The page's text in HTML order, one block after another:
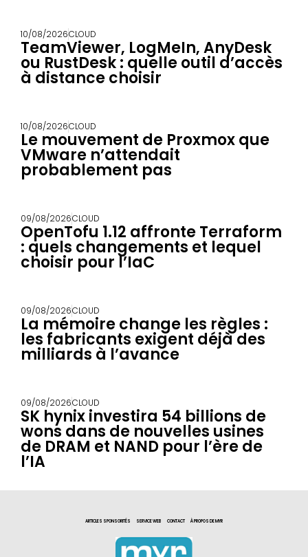
10/08/2026CLOUD
TeamViewer, LogMeIn, AnyDesk
ou RustDesk : quelle outil d’accès
à distance choisir
10/08/2026CLOUD
Le mouvement de Proxmox que
VMware n’attendait
probablement pas
09/08/2026CLOUD
OpenTofu 1.12 affronte Terraform
: quels changements et lequel
choisir pour l’IaC
09/08/2026CLOUD
La mémoire change les règles :
les fabricants exigent déjà des
milliards à l’avance
09/08/2026CLOUD
SK hynix investira 54 billions de
wons dans de nouvelles usines
de DRAM et NAND pour l’ère de
l’IA
ARTICLES SPONSORITÉS SERVICE WEB CONTACT À PROPOS DE MYR